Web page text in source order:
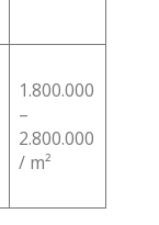
1.800.000
–
2.800.000
/ m²